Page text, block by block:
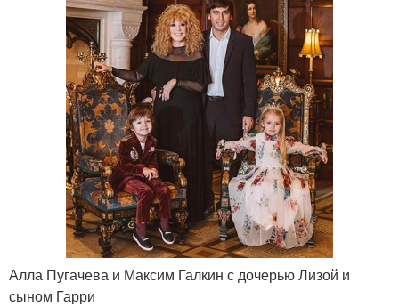
Алла Пугачева и Максим Галкин с дочерью Лизой и
сыном Гарри